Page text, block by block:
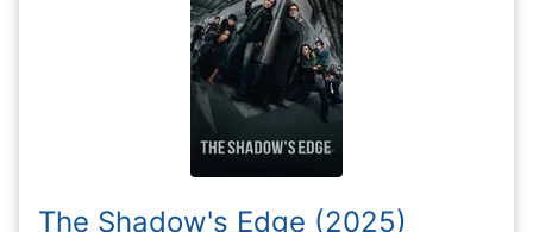
The Shadow's Edge (2025)